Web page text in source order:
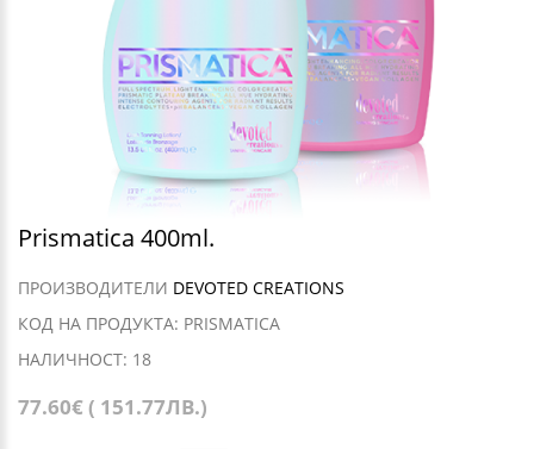
Prismatica 400ml.
ПРОИЗВОДИТЕЛИ DEVOTED CREATIONS
КОД НА ПРОДУКТА: PRISMATICA
НАЛИЧНОСТ: 18
77.60€ ( 151.77ЛВ.)